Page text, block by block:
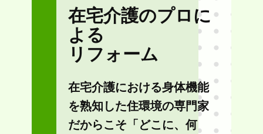
在宅介護のプロに
よる
リフォーム
在宅介護における身体機能
を熟知した住環境の専門家
だからこそ「どこに、何